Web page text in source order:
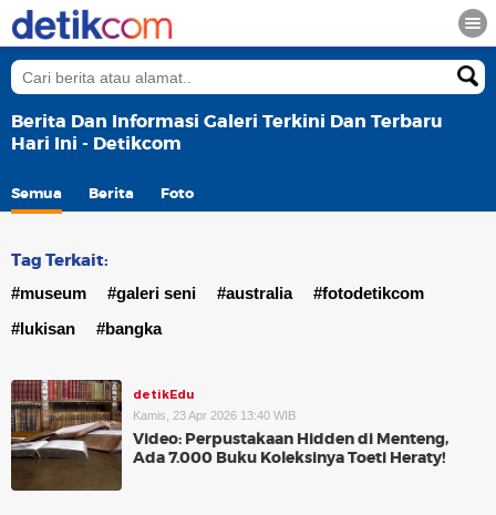
Berita Dan Informasi Galeri Terkini Dan Terbaru
Hari Ini - Detikcom
Semua Berita Foto
Tag Terkait:
#museum #galeri seni #australia
#fotodetikcom
#lukisan
#bangka
detikEdu
Kamis, 23 Apr 2026 13:40 WIB
Video: Perpustakaan Hidden di Menteng,
Ada 7.000 Buku Koleksinya Toeti Heraty!